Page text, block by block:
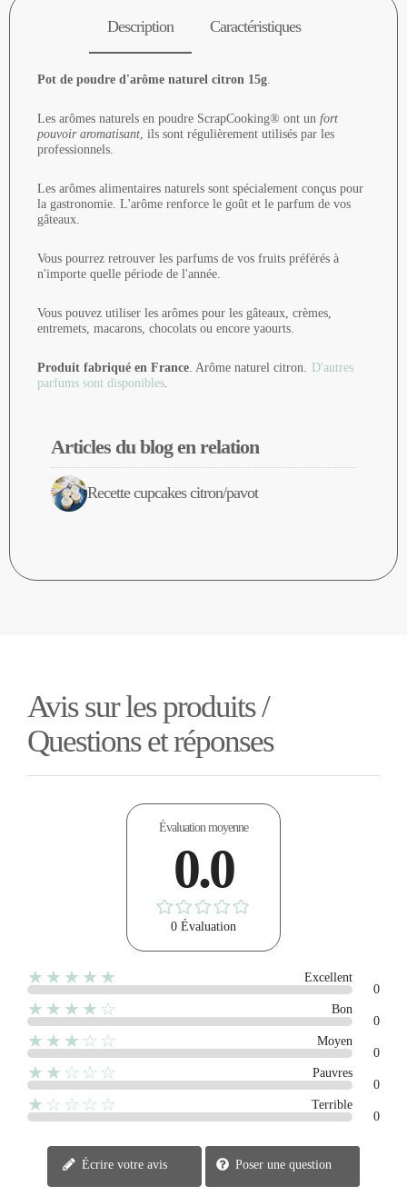
Description Caractéristiques
Pot de poudre d'arôme naturel citron 15g
Les arômes naturels en poudre ScrapCooking® ont un fort
pouvoir aromatisant , ils sont régulièrement utilisés par les
professionnels.
Les arômes alimentaires naturels sont spécialement conçus pour
la gastronomie. L'arôme renforce le goût et le parfum de vos
gâteaux.
Vous pourrez retrouver les parfums de vos fruits préférés à
n'importe quelle période de l'année.
Vous pouvez utiliser les arômes pour les gâteaux, crèmes,
entremets, macarons, chocolats ou encore yaourts.
Produit fabriqué en France . Arôme naturel citron. D'autres
parfums sont disponibles
Articles du blog en relation
Recette cupcakes citron/pavot
Avis sur les produits /
Questions et réponses
Évaluation moyenne
0.0
0 Évaluation
★★★★★
Excellent
0
★★★★☆
Bon
0
★★★☆☆
Moyen
0
★★☆☆☆
Pauvres
0
★☆☆☆☆
Terrible
0
Écrire votre avis Poser une question